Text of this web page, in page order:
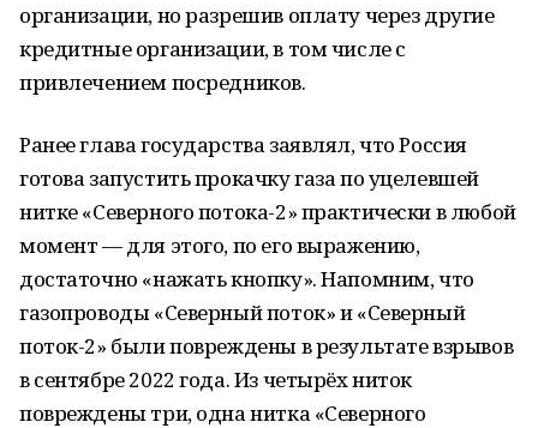
организации, но разрешив оплату через другие
кредитные организации, в том числе с
привлечением посредников.
Ранее глава государства заявлял, что Россия
готова запустить прокачку газа по уцелевшей
нитке «Северного потока-2» практически в любой
момент — для этого, по его выражению,
достаточно «нажать кнопку». Напомним, что
газопроводы «Северный поток» и «Северный
поток-2» были повреждены в результате взрывов
в сентябре 2022 года. Из четырёх ниток
повреждены три, одна нитка «Северного